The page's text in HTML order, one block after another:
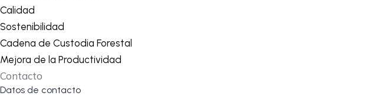
Calidad
Sostenibilidad
Cadena de Custodia Forestal
Mejora de la Productividad
Contacto
Datos de contacto